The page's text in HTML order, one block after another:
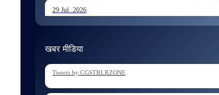
29 Jul. 2026
29 Jul. 2026
खबर मीडिया
Tweets by CGSTBLRZONE